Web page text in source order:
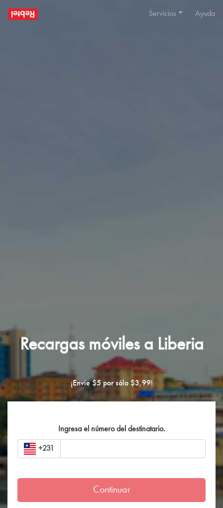
Servicios Ayuda
Recargas móviles a Liberia
¡Envíe $5 por sólo $3,99!
Ingresa el número del destinatario.
+231
Continuar